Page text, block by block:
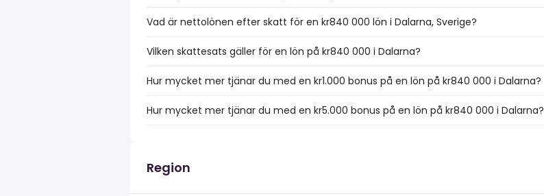
Vad är nettolönen efter skatt för en kr840 000 lön i Dalarna, Sverige?
Vilken skattesats gäller för en lön på kr840 000 i Dalarna?
Hur mycket mer tjänar du med en kr1.000 bonus på en lön på kr840 000 i Dalarna?
Hur mycket mer tjänar du med en kr5.000 bonus på en lön på kr840 000 i Dalarna?
Region